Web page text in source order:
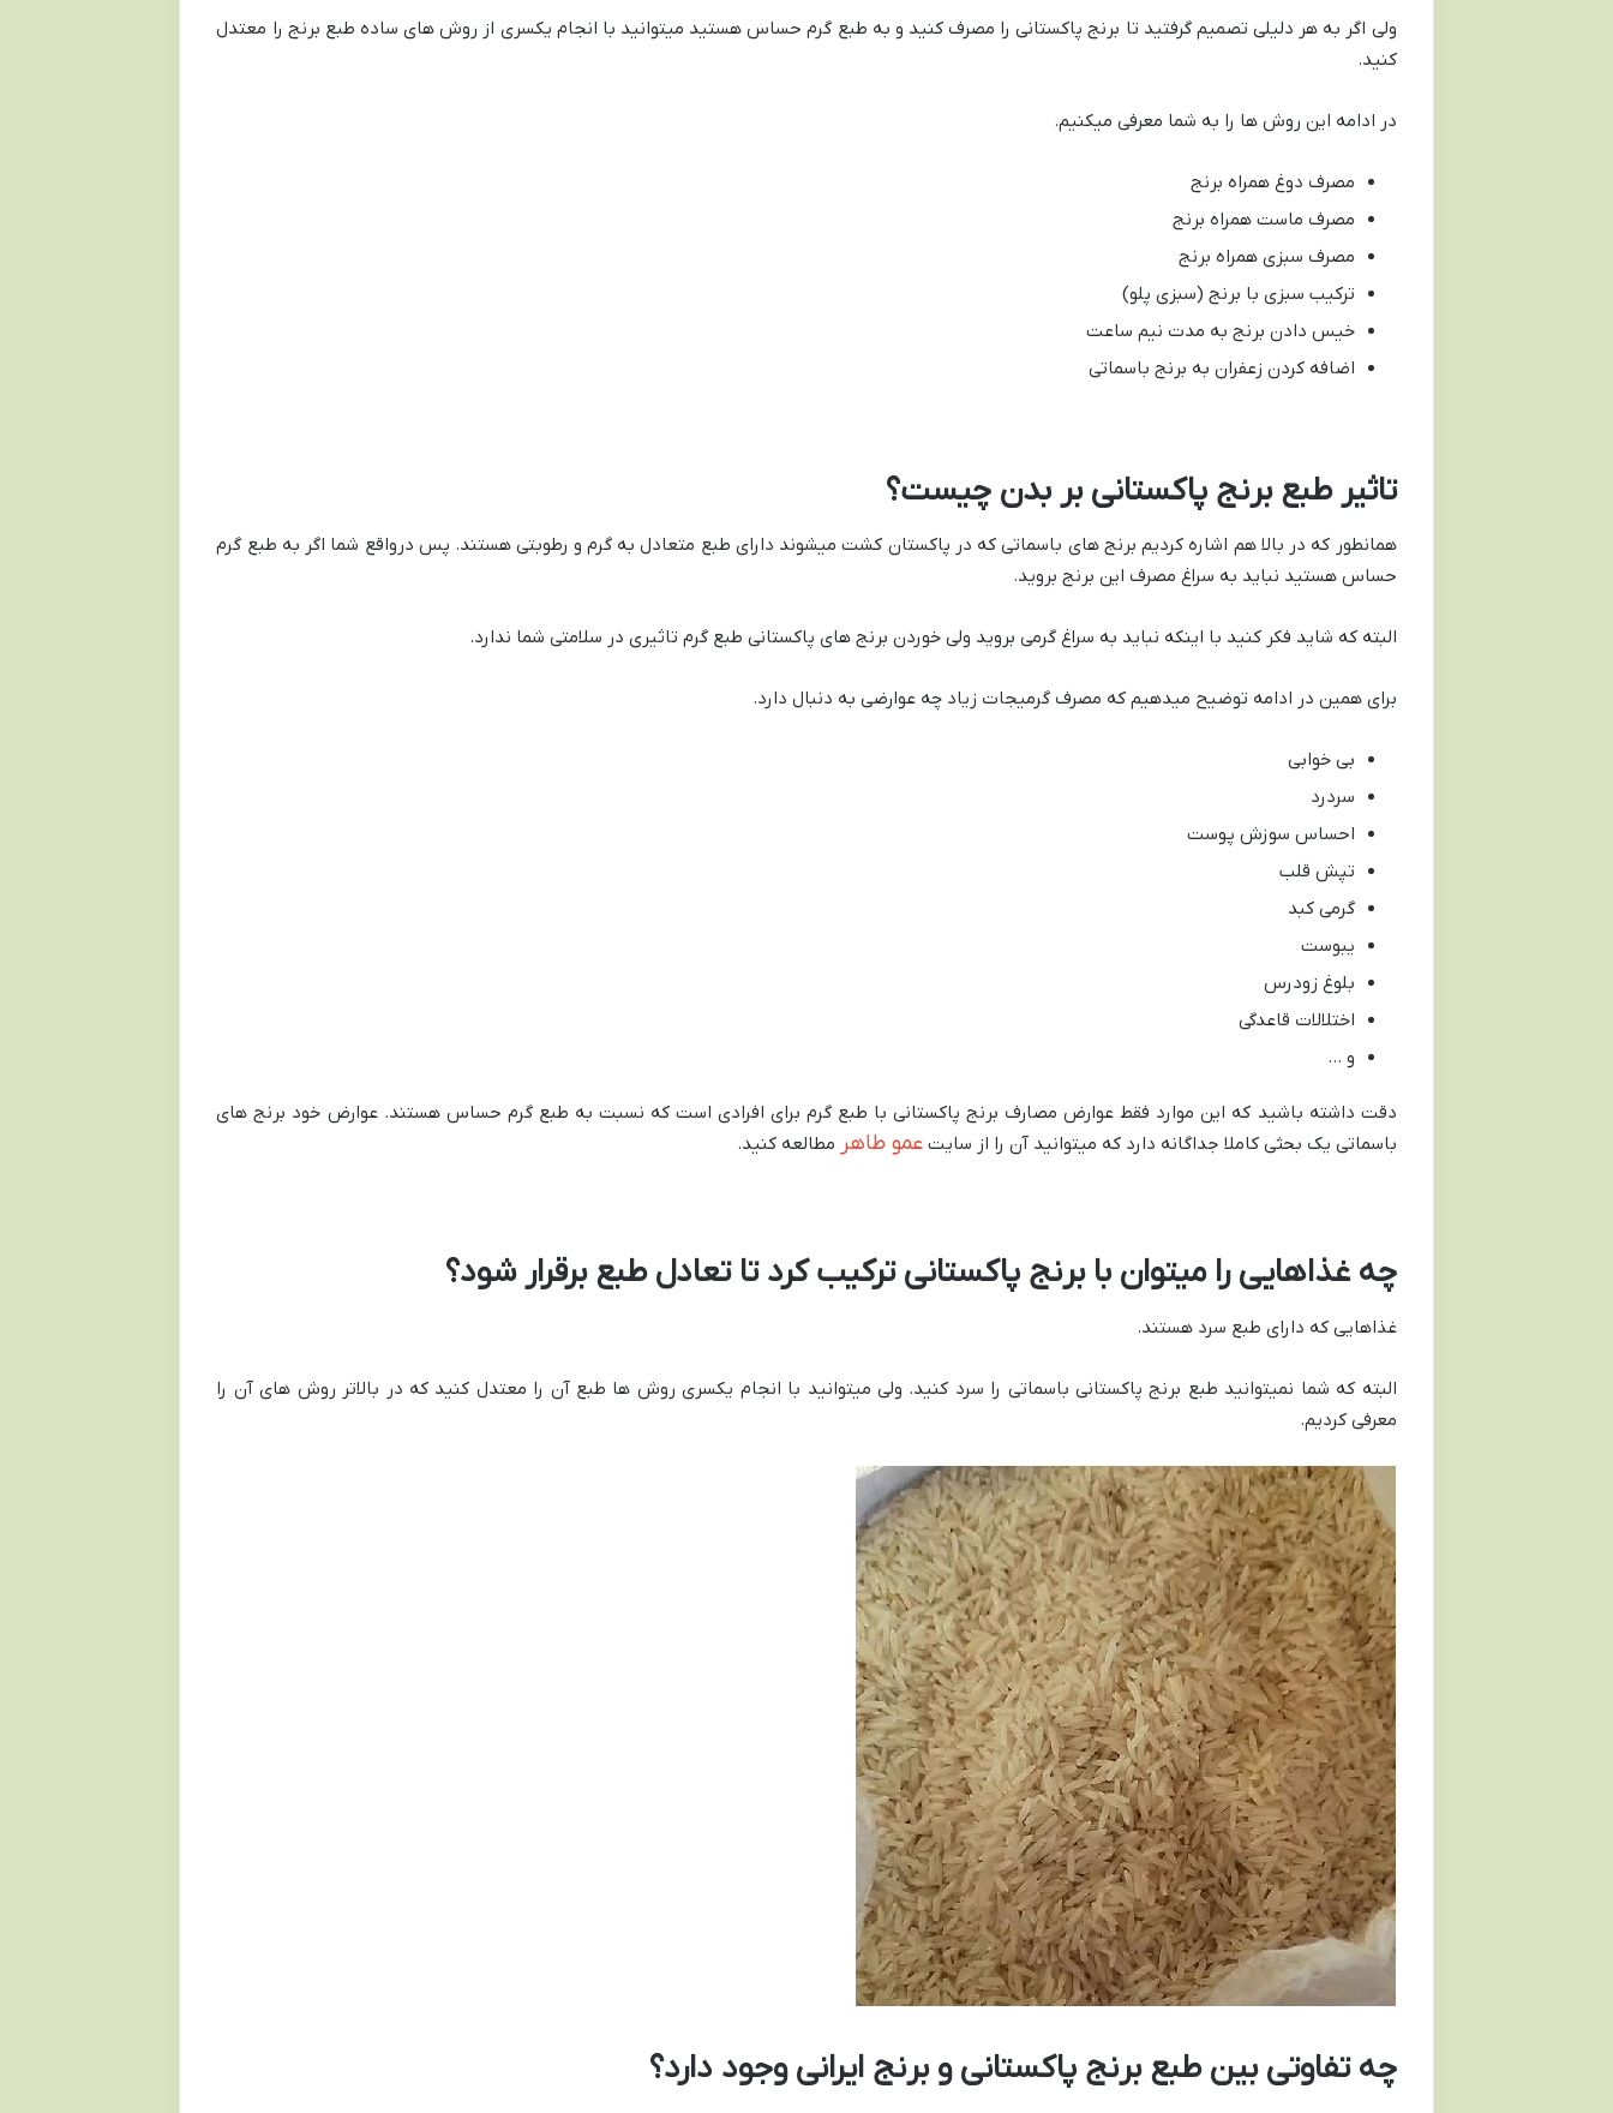
ولی اگر به هر دلیلی تصمیم گرفتید تا برنج پاکستانی را مصرف کنید و به طبع گرم حساس هستید میتوانید با انجام یکسری از روش های ساده طبع برنج را معتدل
کنید.
در ادامه این روش ها را به شما معرفی میکنیم.
مصرف دوغ همراه برنج
مصرف ماست همراه برنج
مصرف سبزی همراه برنج
ترکیب سبزی با برنج (سبزی پلو)
خیس دادن برنج به مدت نیم ساعت
اضافه کردن زعفران به برنج باسماتی
تاثیر طبع برنج پاکستانی بر بدن چیست؟
همانطور که در بالا هم اشاره کردیم برنج های باسماتی که در پاکستان کشت میشوند دارای طبع متعادل به گرم و رطوبتی هستند. پس درواقع شما اگر به طبع گرم
حساس هستید نباید به سراغ مصرف این برنج بروید.
البته که شاید فکر کنید با اینکه نباید به سراغ گرمی بروید ولی خوردن برنج های پاکستانی طبع گرم تاثیری در سلامتی شما ندارد.
برای همین در ادامه توضیح میدهیم که مصرف گرمیجات زیاد چه عوارضی به دنبال دارد.
بی خوابی
سردرد
احساس سوزش پوست
تپش قلب
گرمی کبد
یبوست
بلوغ زودرس
اختلالات قاعدگی
و …
دقت داشته باشید که این موارد فقط عوارض مصارف برنج پاکستانی با طبع گرم برای افرادی است که نسبت به طبع گرم حساس هستند. عوارض خود برنج های
باسماتی یک بحثی کاملا جداگانه دارد که میتوانید آن را از سایتعمو طاهر مطالعه کنید.
چه غذاهایی را میتوان با برنج پاکستانی ترکیب کرد تا تعادل طبع برقرار شود؟
غذاهایی که دارای طبع سرد هستند.
البته که شما نمیتوانید طبع برنج پاکستانی باسماتی را سرد کنید. ولی میتوانید با انجام یکسری روش ها طبع آن را معتدل کنید که در بالاتر روش های آن را
معرفی کردیم.
چه تفاوتی بین طبع برنج پاکستانی و برنج ایرانی وجود دارد؟